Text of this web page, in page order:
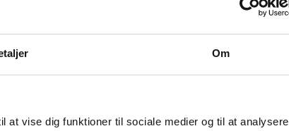
Om
at vise dig funktioner til sociale medier og til at analysere
259,00kr.